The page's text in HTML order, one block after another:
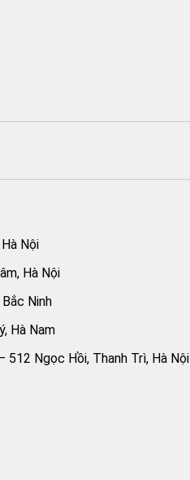
Nội
Hà Nội
Ninh
Hà Nam
512 Ngọc Hồi, Thanh Trì, Hà Nội